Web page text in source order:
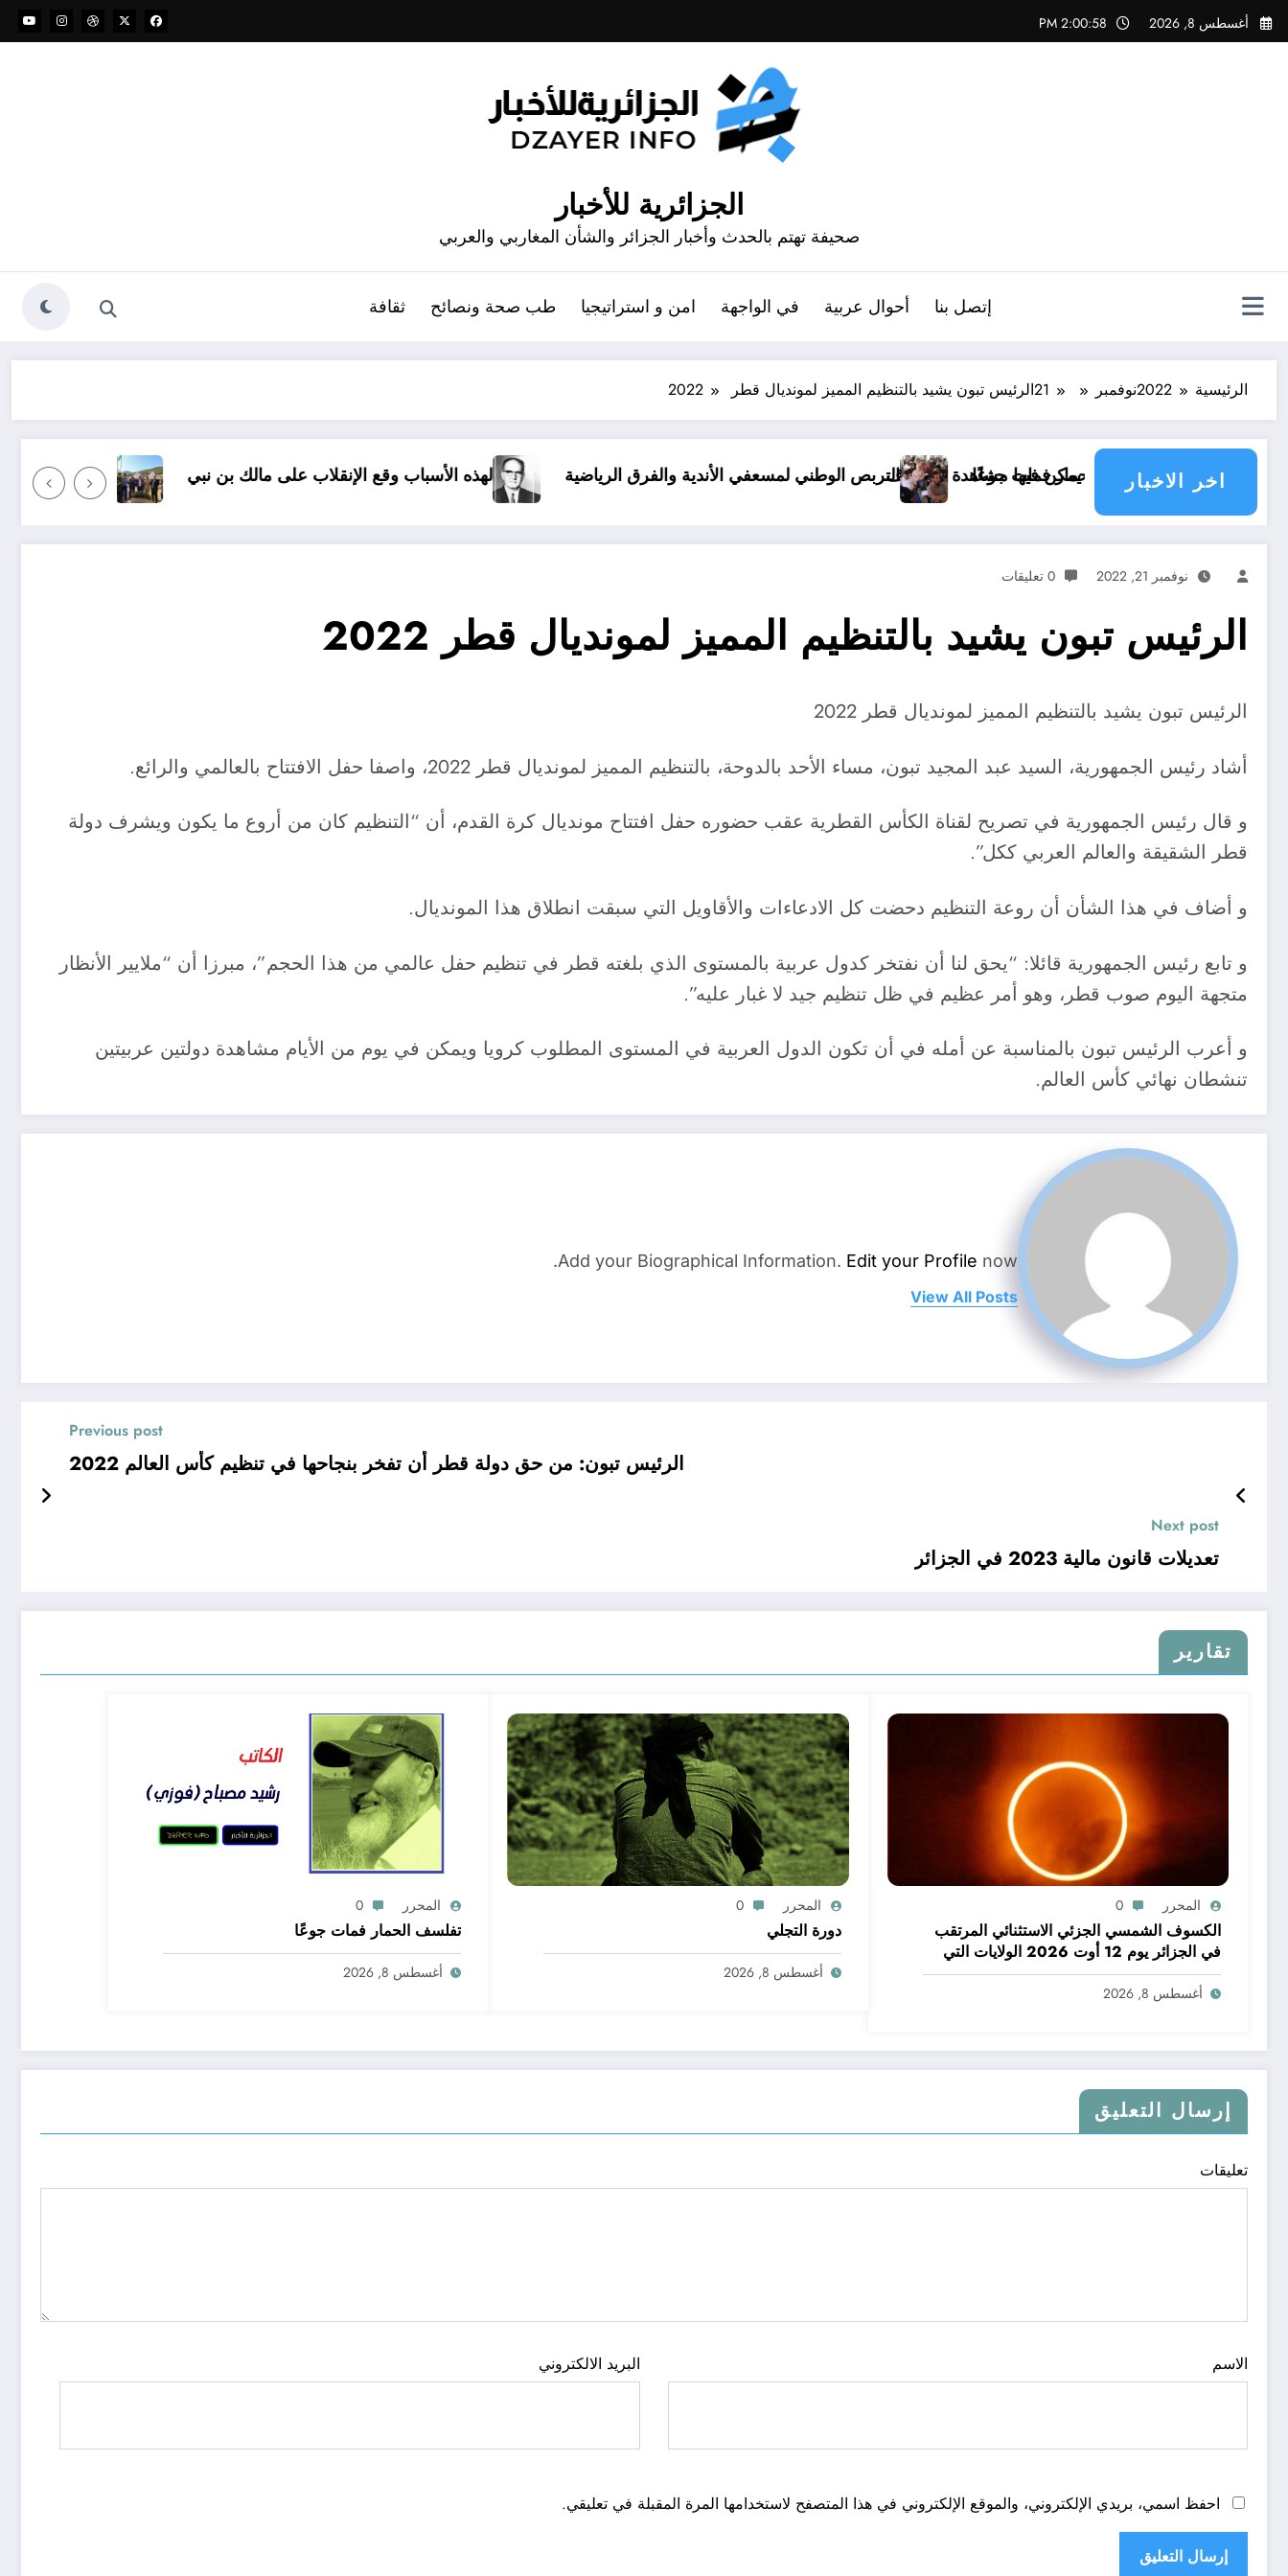
التجاوز
إلى
أغسطس 8, 2026 2:00:59 PM
الجزائرية للأخبار
صحيفة تهتم بالحدث وأخبار الجزائر والشأن المغاربي والعربي
إتصل بنا أحوال عربية في الواجهة امن و استراتيجيا طب صحة ونصائح ثقافة
الرئيسية 2022نوفمبر 21الرئيس تبون يشيد بالتنظيم المميز لمونديال قطر 2022
اخر الاخبار
تفلسف الحمار فمات جوعًا التربص الوطني لمسعفي الأندية والفرق الرياضية لهذه الأسباب وقع الإنقلاب على مالك بن نبي الذكرى 65 لإستشهاد العقيد الجيلالي بونعامة ببلدية برج بونعامة بتيسمسيلت
نوفمبر 21, 2022 0 تعليقات
الرئيس تبون يشيد بالتنظيم المميز لمونديال قطر 2022
الرئيس تبون يشيد بالتنظيم المميز لمونديال قطر 2022
أشاد رئيس الجمهورية، السيد عبد المجيد تبون، مساء الأحد بالدوحة، بالتنظيم المميز لمونديال قطر 2022، واصفا حفل الافتتاح بالعالمي والرائع.
و قال رئيس الجمهورية في تصريح لقناة الكأس القطرية عقب حضوره حفل افتتاح مونديال كرة القدم، أن “التنظيم كان من أروع ما يكون ويشرف دولة
قطر الشقيقة والعالم العربي ككل”.
و أضاف في هذا الشأن أن روعة التنظيم دحضت كل الادعاءات والأقاويل التي سبقت انطلاق هذا المونديال.
و تابع رئيس الجمهورية قائلا: “يحق لنا أن نفتخر كدول عربية بالمستوى الذي بلغته قطر في تنظيم حفل عالمي من هذا الحجم”، مبرزا أن “ملايير الأنظار
متجهة اليوم صوب قطر، وهو أمر عظيم في ظل تنظيم جيد لا غبار عليه”.
و أعرب الرئيس تبون بالمناسبة عن أمله في أن تكون الدول العربية في المستوى المطلوب كرويا ويمكن في يوم من الأيام مشاهدة دولتين عربيتين
تنشطان نهائي كأس العالم.
Add your Biographical Information. Edit your Profile now.
View All Posts
Previous post
الرئيس تبون: من حق دولة قطر أن تفخر بنجاحها في تنظيم كأس العالم 2022
Next post
تعديلات قانون مالية 2023 في الجزائر
تقارير
المحرر 0
الكسوف الشمسي الجزئي الاستثنائي المرتقب
في الجزائر يوم 12 أوت 2026 الولايات التي
يمكن فيها مشاهدة الكسوف
أغسطس 8, 2026
المحرر 0
دورة التجلي
أغسطس 8, 2026
المحرر 0
تفلسف الحمار فمات جوعًا
أغسطس 8, 2026
إرسال التعليق
تعليقات
الاسم البريد الالكتروني
احفظ اسمي، بريدي الإلكتروني، والموقع الإلكتروني في هذا المتصفح لاستخدامها المرة المقبلة في تعليقي.